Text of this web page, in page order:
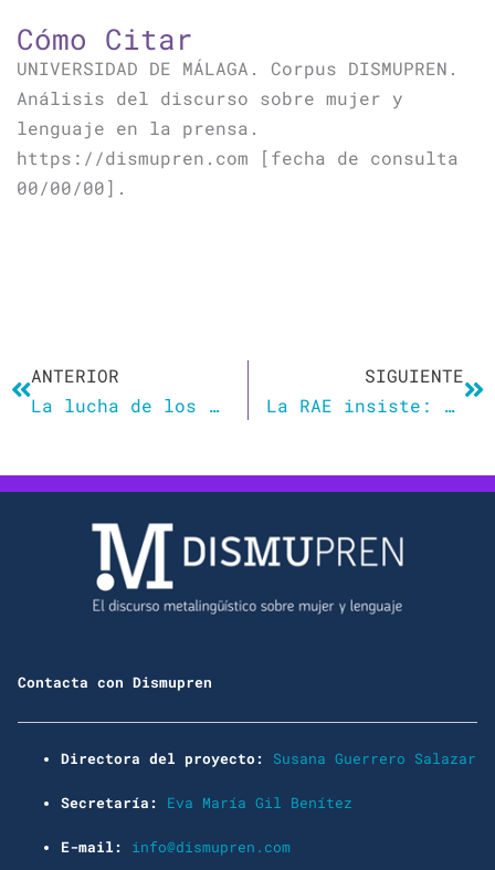
Cómo Citar
UNIVERSIDAD DE MÁLAGA. Corpus DISMUPREN.
Análisis del discurso sobre mujer y
lenguaje en la prensa.
https://dismupren.com [fecha de consulta
00/00/00].
ANTERIOR
La lucha de los géneros (¿o de los sexos?)
SIGUIENTE
La RAE insiste: ni ‘todos y todas’ ni ‘tod@s’, ni ‘todes’
Contacta con Dismupren
Directora del proyecto: Susana Guerrero Salazar
Secretaría: Eva María Gil Benítez
E-mail: info@dismupren.com